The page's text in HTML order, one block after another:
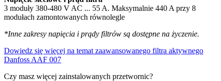
3 moduły 380-480 V AC ... 55 A. Maksymalnie 440 A przy 8
modułach zamontowanych równolegle
*Inne zakresy napięcia i prądy filtrów są dostępne na życzenie.
Dowiedz się więcej na temat zaawansowanego filtra aktywnego
Danfoss AAF 007
Czy masz więcej zainstalowanych przetwornic?